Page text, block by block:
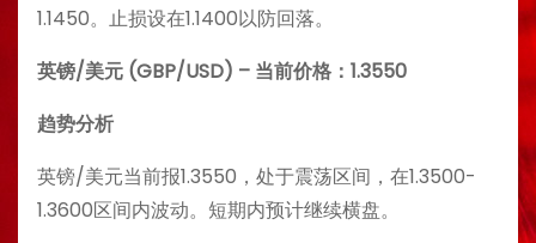
1.1450。止损设在1.1400以防回落。
英镑/美元 (GBP/USD) – 当前价格：1.3550
趋势分析
英镑/美元当前报1.3550，处于震荡区间，在1.3500-
1.3600区间内波动。短期内预计继续横盘。